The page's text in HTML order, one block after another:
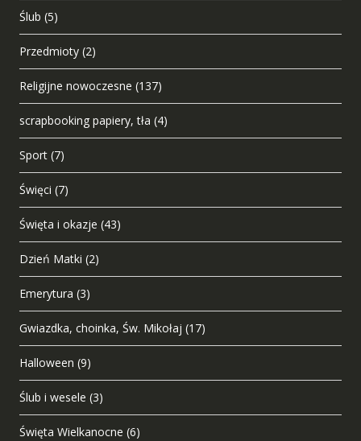
Ślub (5)
Przedmioty (2)
Religijne nowoczesne (137)
scrapbooking papiery, tła (4)
Sport (7)
Święci (7)
Święta i okazje (43)
Dzień Matki (2)
Emerytura (3)
Gwiazdka, choinka, Św. Mikołaj (17)
Halloween (9)
Ślub i wesele (3)
Święta Wielkanocne (6)